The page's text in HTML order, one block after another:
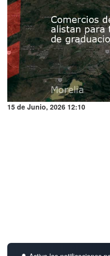
15 de Junio, 2026 12:10